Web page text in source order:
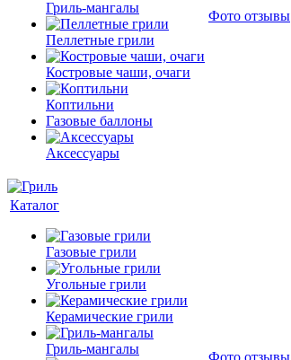
Гриль-мангалы
Пеллетные грили
Костровые чаши, очаги
Коптильни
Газовые баллоны
Аксессуары
Фото отзывы
Каталог
Газовые грили
Угольные грили
Керамические грили
Гриль-мангалы
Фото отзывы